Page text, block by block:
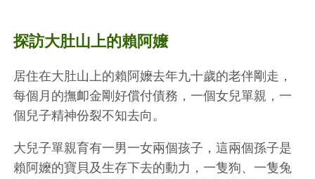
探訪大肚山上的賴阿嬤
居住在大肚山上的賴阿嬤去年九十歲的老伴剛走，
每個月的撫卹金剛好償付債務，一個女兒單親，一
個兒子精神份裂不知去向。
大兒子單親育有一男一女兩個孩子，這兩個孫子是
賴阿嬤的寶貝及生存下去的動力，一隻狗、一隻兔